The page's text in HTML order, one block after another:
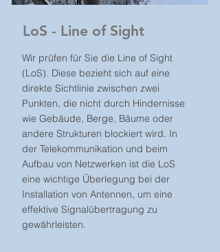
LoS - Line of Sight
Wir prüfen für Sie die Line of Sight
(LoS). Diese bezieht sich auf eine
direkte Sichtlinie zwischen zwei
Punkten, die nicht durch Hindernisse
wie Gebäude, Berge, Bäume oder
andere Strukturen blockiert wird. In
der Telekommunikation und beim
Aufbau von Netzwerken ist die LoS
eine wichtige Überlegung bei der
Installation von Antennen, um eine
effektive Signalübertragung zu
gewährleisten.